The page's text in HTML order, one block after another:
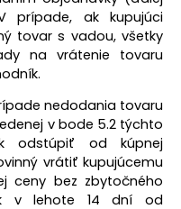
prípade, ak kupujúci
tovar s vadou, všetky
na vrátenie tovaru
nedodania tovaru
v bode 5.2 týchto
odstúpiť od kúpnej
vrátiť kupujúcemu
ceny bez zbytočného
v lehote 14 dní od